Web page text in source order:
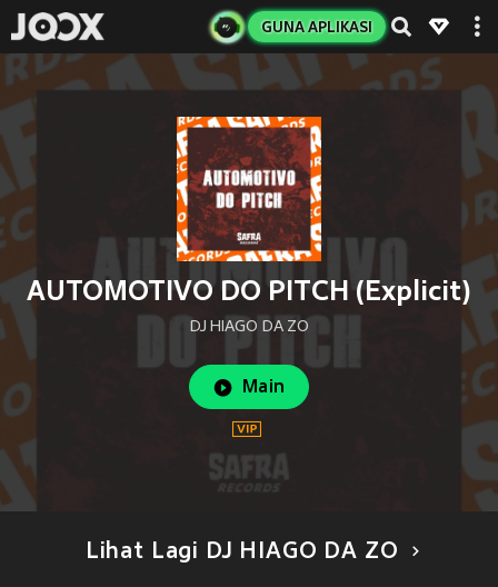
GUNA APLIKASI
AUTOMOTIVO DO PITCH (Explicit)
DJ HIAGO DA ZO
Main
Lihat Lagi DJ HIAGO DA ZO